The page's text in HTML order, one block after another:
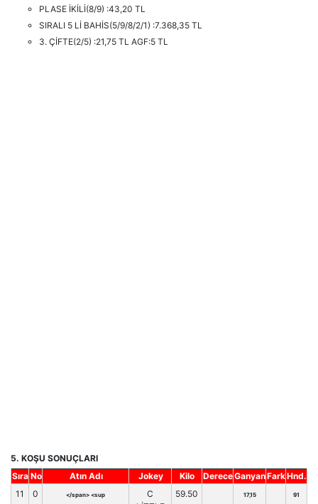
PLASE İKİLİ(8/9) :43,20 TL
SIRALI 5 Lİ BAHİS(5/9/8/2/1) :7.368,35 TL
3. ÇİFTE(2/5) :21,75 TL AGF:5 TL
5. KOŞU SONUÇLARI
Sıra No Atın Adı Jokey Kilo DereceGanyanFarkHnd.
11
0
</span> <sup
C
59.50 17,15 91